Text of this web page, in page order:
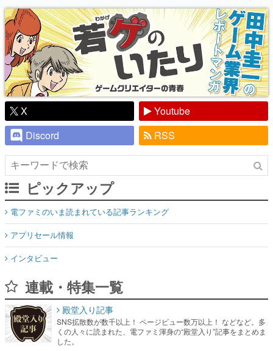
り】
X
Youtube
Discord
RSS
ピックアップ
電ファミのいま読まれている記事ランキング
アプリセール情報
インタビュー
連載・特集一覧
殿堂入り記事
SNS拡散数が数千以上！ ページビュー数万以上！ などなど。多
くの人々に読まれた、電ファミ渾身の“殿堂入り”記事をまとめま
した。